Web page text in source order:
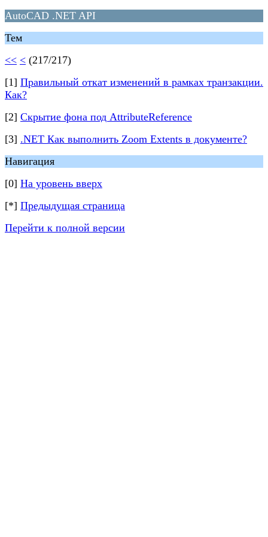
AutoCAD .NET API
Тем
<< < (217/217)
[1] Правильный откат изменений в рамках транзакции.
Как?
[2] Скрытие фона под AttributeReference
[3] .NET Как выполнить Zoom Extents в документе?
Навигация
[0] На уровень вверх
[*] Предыдущая страница
Перейти к полной версии